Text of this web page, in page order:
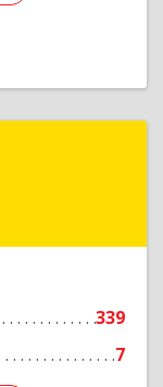
339
7
г, им